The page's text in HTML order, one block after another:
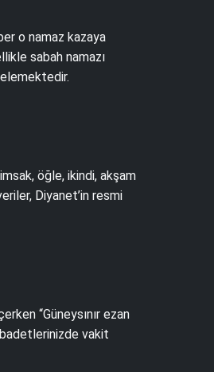
o namaz kazaya
sabah namazı
öğle, ikindi, akşam
Diyanet’in resmi
“Güneysınır ezan
vakit